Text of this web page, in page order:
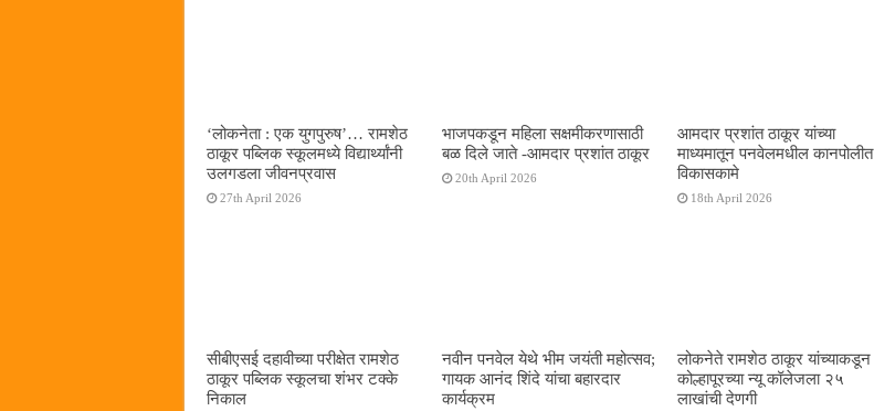
‌‘लोकनेता : एक युगपुरुष‌’… रामशेठ
ठाकूर पब्लिक स्कूलमध्ये विद्यार्थ्यांनी
उलगडला जीवनप्रवास
27th April 2026
भाजपकडून महिला सक्षमीकरणासाठी
बळ दिले जाते -आमदार प्रशांत ठाकूर
20th April 2026
आमदार प्रशांत ठाकूर यांच्या
माध्यमातून पनवेलमधील कानपोलीत
विकासकामे
18th April 2026
सीबीएसई दहावीच्या परीक्षेत रामशेठ
ठाकूर पब्लिक स्कूलचा शंभर टक्के
निकाल
नवीन पनवेल येथे भीम जयंती महोत्सव;
गायक आनंद शिंदे यांचा बहारदार
कार्यक्रम
लोकनेते रामशेठ ठाकूर यांच्याकडून
कोल्हापूरच्या न्यू कॉलेजला २५
लाखांची देणगी